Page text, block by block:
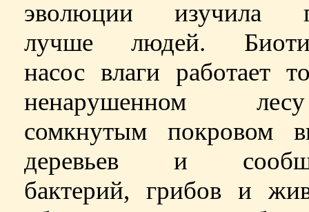
эволюции изучила
лучше людей.
насос влаги работает
ненарушенном
сомкнутым покровом
деревьев и
бактерий, грибов и